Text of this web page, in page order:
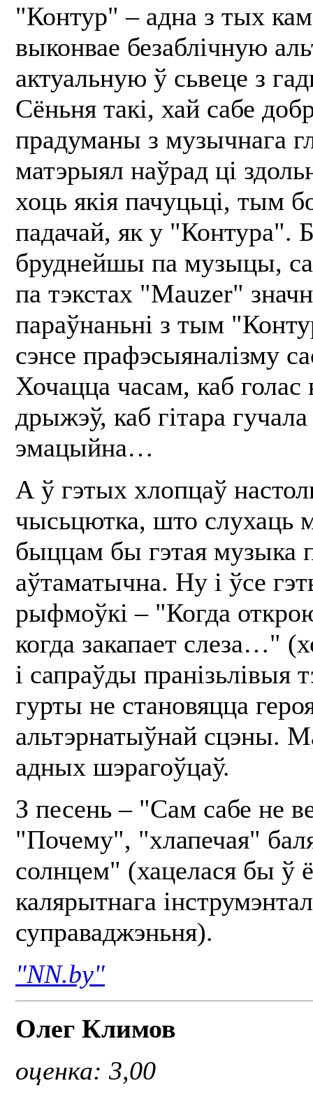
"Контур" – адна з тых
выконвае безаблічную
актуальную ў сьвеце з
Сёньня такі, хай сабе
прадуманы з музычнага
матэрыял наўрад ці
хоць якія пачуцьці, тым
падачай, як у "Контура".
бруднейшы па музыцы,
па тэкстах "Mauzer"
параўнаньні з тым
сэнсе прафэсыяналізму
Хочацца часам, каб голас
дрыжэў, каб гітара
эмацыйна…
А ў гэтых хлопцаў
чысьцютка, што слухаць
быццам бы гэтая музыка
аўтаматычна. Ну і ўсе
рыфмоўкі – "Когда
когда закапает слеза…"
і сапраўды пранізьлівыя
гурты не становяцца
альтэрнатыўнай сцэны.
адных шэрагоўцаў.
З песень – "Сам сабе не
"Почему", "хлапечая"
солнцем" (хацелася бы ў
калярытнага
суправаджэньня).
"NN.by"
Олег Климов
оценка: 3,00